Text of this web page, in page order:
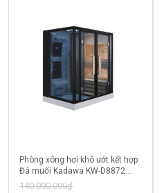
Phòng xông hơi khô ướt kết hợp
Đá muối Kadawa KW-D8872
1m7 x 1m2 gỗ Hemlock
140.000.000₫